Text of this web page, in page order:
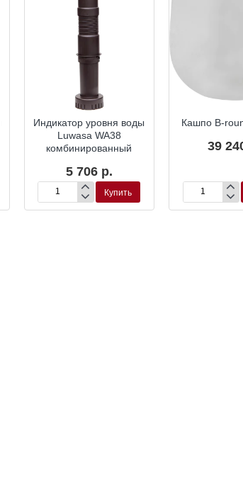
Индикатор уровня воды
Luwasa WA38
комбинированный
5 706 р.
Индикатор
уровня
Купить
Кашпо B-
39
Кашпо
B-